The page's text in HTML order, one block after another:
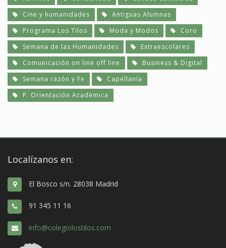
Cine y humanidades
Antiguas Alumnas
Programa Los Tilos
Moda y Modos
Coro
Semana de las Humanidades
Extraescolares
Comunicación on line off line
Business & Digital
Semana razón y Fe
Capellanía
P. Orientación Académica
Localízanos en:
El Bosco s/n. 28038 Madrid
91 345 11 16
info@colegiolostilos.com